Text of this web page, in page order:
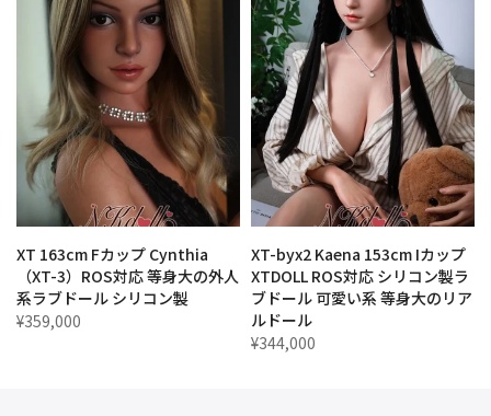
XT 163cm Fカップ Cynthia
（XT-3）ROS対応 等身大の外人
系ラブドール シリコン製
¥359,000
XT-byx2 Kaena 153cm Iカップ
XTDOLL ROS対応 シリコン製ラ
ブドール 可愛い系 等身大のリア
ルドール
¥344,000